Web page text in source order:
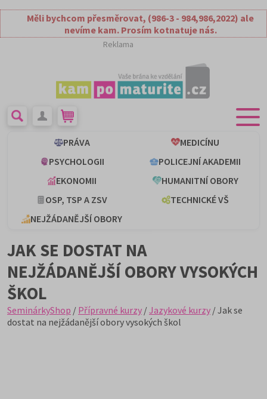
Měli bychcom přesměrovat, (986-3 - 984,986,2022) ale
nevíme kam. Prosím kotnatuje nás.
Reklama
PRÁVA
MEDICÍNU
PSYCHOLOGII
POLICEJNÍ AKADEMII
EKONOMII
HUMANITNÍ OBORY
OSP, TSP A ZSV
TECHNICKÉ VŠ
NEJŽÁDANĚJŠÍ OBORY
JAK SE DOSTAT NA
NEJŽÁDANĚJŠÍ OBORY VYSOKÝCH
ŠKOL
SeminárkyShop / Přípravné kurzy /Jazykové kurzy / Jak se
dostat na nejžádanější obory vysokých škol